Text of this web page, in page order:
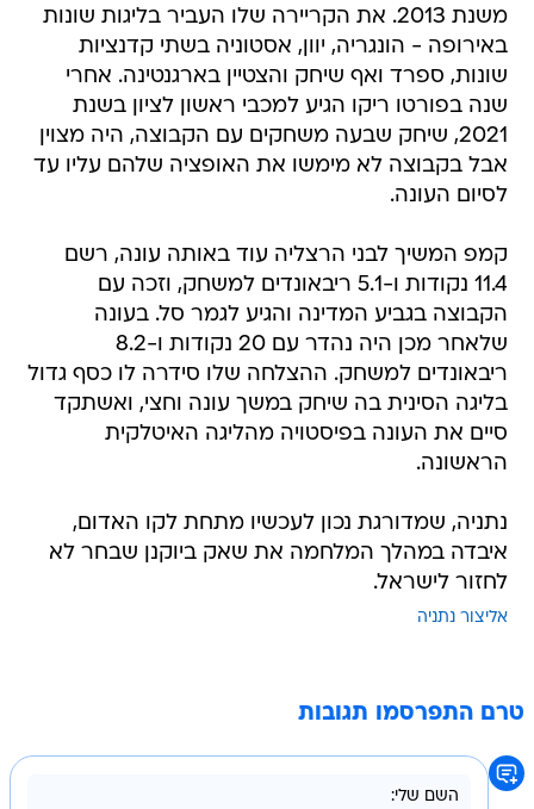
משנת 2013. את הקריירה שלו העביר בליגות שונות
באירופה - הונגריה, יוון, אסטוניה בשתי קדנציות
שונות, ספרד ואף שיחק והצטיין בארגנטינה. אחרי
שנה בפורטו ריקו הגיע למכבי ראשון לציון בשנת
2021, שיחק שבעה משחקים עם הקבוצה, היה מצוין
אבל בקבוצה לא מימשו את האופציה שלהם עליו עד
לסיום העונה.
קמפ המשיך לבני הרצליה עוד באותה עונה, רשם
11.4 נקודות ו-5.1 ריבאונדים למשחק, וזכה עם
הקבוצה בגביע המדינה והגיע לגמר סל. בעונה
שלאחר מכן היה נהדר עם 20 נקודות ו-8.2
ריבאונדים למשחק. ההצלחה שלו סידרה לו כסף גדול
בליגה הסינית בה שיחק במשך עונה וחצי, ואשתקד
סיים את העונה בפיסטויה מהליגה האיטלקית
הראשונה.
נתניה, שמדורגת נכון לעכשיו מתחת לקו האדום,
איבדה במהלך המלחמה את שאק ביוקנן שבחר לא
לחזור לישראל.
אליצור נתניה
טרם התפרסמו תגובות